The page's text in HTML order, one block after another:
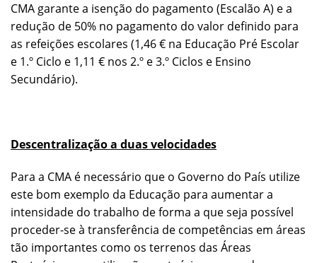
CMA garante a isenção do pagamento (Escalão A) e a
redução de 50% no pagamento do valor definido para
as refeições escolares (1,46 € na Educação Pré Escolar
e 1.º Ciclo e 1,11 € nos 2.º e 3.º Ciclos e Ensino
Secundário).
Descentralização a duas velocidades
Para a CMA é necessário que o Governo do País utilize
este bom exemplo da Educação para aumentar a
intensidade do trabalho de forma a que seja possível
proceder-se à transferência de competências em áreas
tão importantes como os terrenos das Áreas